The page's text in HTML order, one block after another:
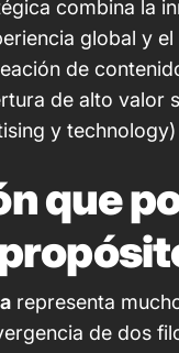
combina la
global y
de
de alto valor
y
que
representa
de dos